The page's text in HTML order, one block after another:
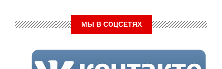
МЫ В СОЦСЕТЯХ